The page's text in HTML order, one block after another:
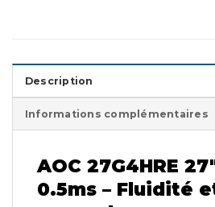
Description
Informations complémentaires
AOC 27G4HRE
0.5ms – Fluidité